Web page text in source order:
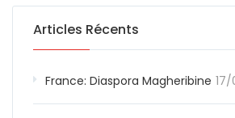
Articles Récents
France: Diaspora Magheribine